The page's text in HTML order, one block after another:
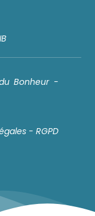
Bonheur -
- RGPD